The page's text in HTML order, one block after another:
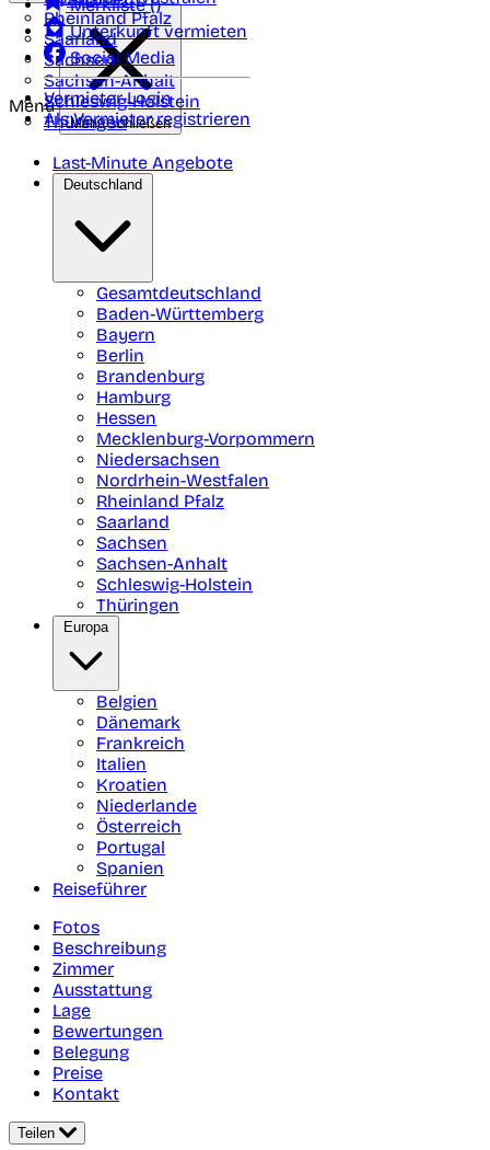
Rheinland Pfalz
Saarland
Sachsen
Sachsen-Anhalt
Schleswig-Holstein
Thüringen
Merkliste ()
Unterkunft vermieten
Social Media
Vermieter-Login
Als Vermieter registrieren
Menü
Menü schließen
Last-Minute Angebote
Deutschland
Gesamtdeutschland
Baden-Württemberg
Bayern
Berlin
Brandenburg
Hamburg
Hessen
Mecklenburg-Vorpommern
Niedersachsen
Nordrhein-Westfalen
Rheinland Pfalz
Saarland
Sachsen
Sachsen-Anhalt
Schleswig-Holstein
Thüringen
Europa
Belgien
Dänemark
Frankreich
Italien
Kroatien
Niederlande
Österreich
Portugal
Spanien
Reiseführer
Fotos
Beschreibung
Zimmer
Ausstattung
Lage
Bewertungen
Belegung
Preise
Kontakt
Teilen